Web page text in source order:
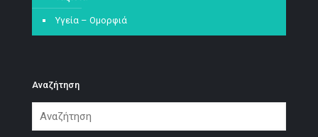
Υγεία – Ομορφιά
Αναζήτηση